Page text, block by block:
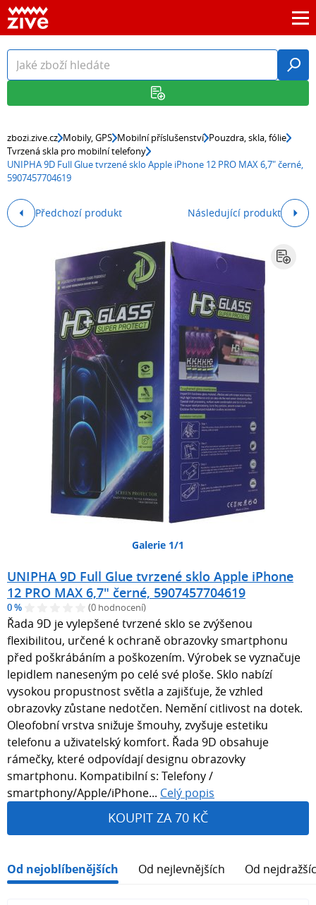
zbozi.zive.cz Mobily, GPS Mobilní příslušenství Pouzdra, skla, fólie
Tvrzená skla pro mobilní telefony
UNIPHA 9D Full Glue tvrzené sklo Apple iPhone 12 PRO MAX 6,7" černé,
5907457704619
Předchozí produkt Následující produkt
Galerie 1/1
UNIPHA 9D Full Glue tvrzené sklo Apple iPhone
12 PRO MAX 6,7" černé, 5907457704619
0 % (0 hodnocení)
Řada 9D je vylepšené tvrzené sklo se zvýšenou
flexibilitou, určené k ochraně obrazovky smartphonu
před poškrábáním a poškozením. Výrobek se vyznačuje
lepidlem naneseným po celé své ploše. Sklo nabízí
vysokou propustnost světla a zajišťuje, že vzhled
obrazovky zůstane nedotčen. Nemění citlivost na dotek.
Oleofobní vrstva snižuje šmouhy, zvyšuje estetiku
telefonu a uživatelský komfort. Řada 9D obsahuje
rámečky, které odpovídají designu obrazovky
smartphonu. Kompatibilní s: Telefony /
smartphony/Apple/iPhone... Celý popis
KOUPIT ZA 70 KČ
Od nejoblíbenějších Od nejlevnějších Od